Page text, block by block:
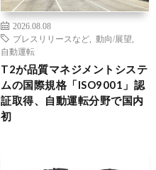
2026.08.08
プレスリリースなど
動向/展望
自動運転
T2が品質マネジメントシステ
ムの国際規格「ISO9001」認
証取得、自動運転分野で国内
初